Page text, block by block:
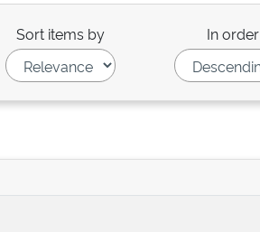
Sort items by In order